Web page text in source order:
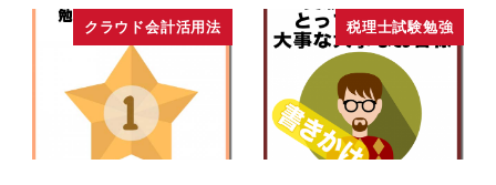
クラウド会計活用法 税理士試験勉強